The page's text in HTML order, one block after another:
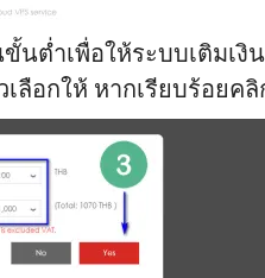
นต่ำเพื่อให้ระบบเติมเงิ
ลือกให้ หากเรียบร้อยคลิ